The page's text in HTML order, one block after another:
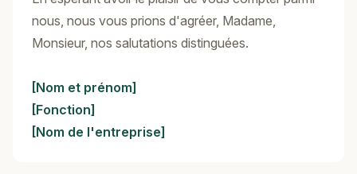
nous, nous vous prions d'agréer, Madame,
Monsieur, nos salutations distinguées.
[Nom et prénom]
[Fonction]
[Nom de l'entreprise]